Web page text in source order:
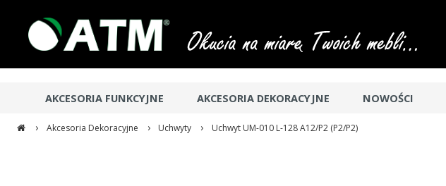
AKCESORIA FUNKCYJNE AKCESORIA DEKORACYJNE NOWOŚCI
› Akcesoria Dekoracyjne › Uchwyty › Uchwyt UM-010 L-128 A12/P2 (P2/P2)